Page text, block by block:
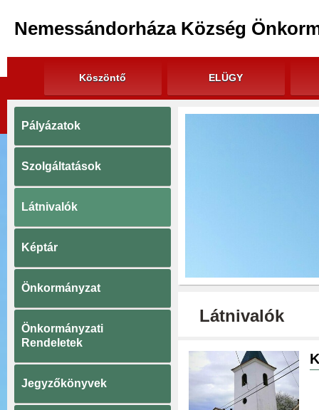
Nemessándorháza Község
Köszöntő ELÜGY
Pályázatok
Szolgáltatások
Látnivalók
Képtár
Önkormányzat
Önkormányzati
Rendeletek
Jegyzőkönyvek
Látnivalók